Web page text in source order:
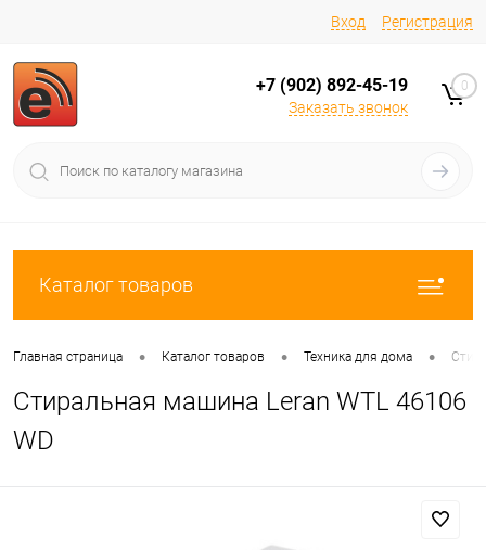
Вход Регистрация
+7 (902) 892-45-19
Заказать звонок
0
Каталог товаров
Главная страница • Каталог товаров • Техника для дома •
Стиральная машина Leran WTL 46106
WD